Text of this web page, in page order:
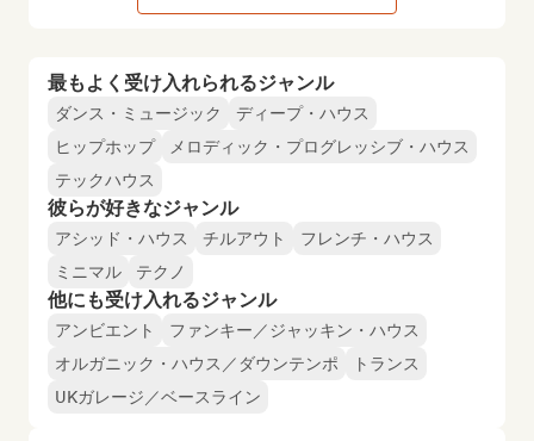
最もよく受け入れられるジャンル
ダンス・ミュージック
ディープ・ハウス
ヒップホップ
メロディック・プログレッシブ・ハウス
テックハウス
彼らが好きなジャンル
アシッド・ハウス チルアウト
フレンチ・ハウス
ミニマル
テクノ
他にも受け入れるジャンル
アンビエント
ファンキー／ジャッキン・ハウス
オルガニック・ハウス／ダウンテンポ
トランス
UKガレージ／ベースライン